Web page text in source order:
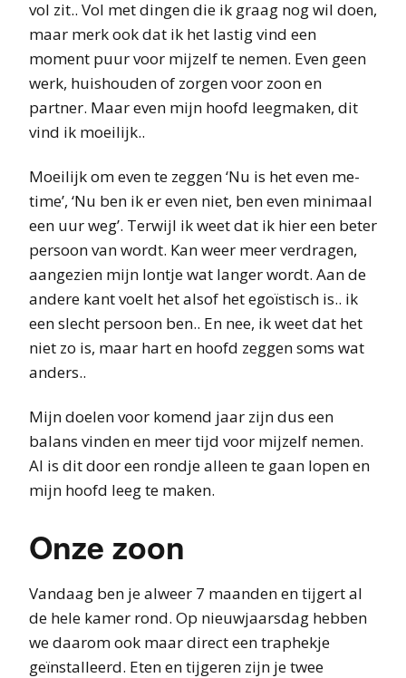
vol zit.. Vol met dingen die ik graag nog wil doen,
maar merk ook dat ik het lastig vind een
moment puur voor mijzelf te nemen. Even geen
werk, huishouden of zorgen voor zoon en
partner. Maar even mijn hoofd leegmaken, dit
vind ik moeilijk..
Moeilijk om even te zeggen ‘Nu is het even me-
time’, ‘Nu ben ik er even niet, ben even minimaal
een uur weg’. Terwijl ik weet dat ik hier een beter
persoon van wordt. Kan weer meer verdragen,
aangezien mijn lontje wat langer wordt. Aan de
andere kant voelt het alsof het egoïstisch is.. ik
een slecht persoon ben.. En nee, ik weet dat het
niet zo is, maar hart en hoofd zeggen soms wat
anders..
Mijn doelen voor komend jaar zijn dus een
balans vinden en meer tijd voor mijzelf nemen.
Al is dit door een rondje alleen te gaan lopen en
mijn hoofd leeg te maken.
Onze zoon
Vandaag ben je alweer 7 maanden en tijgert al
de hele kamer rond. Op nieuwjaarsdag hebben
we daarom ook maar direct een traphekje
geïnstalleerd. Eten en tijgeren zijn je twee